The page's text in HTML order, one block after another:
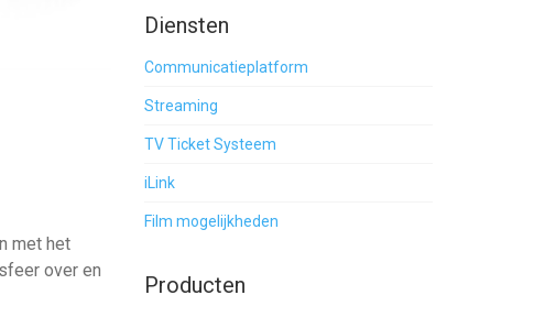
met het
over en
Diensten
Communicatieplatform
Streaming
TV Ticket Systeem
iLink
Film mogelijkheden
Producten